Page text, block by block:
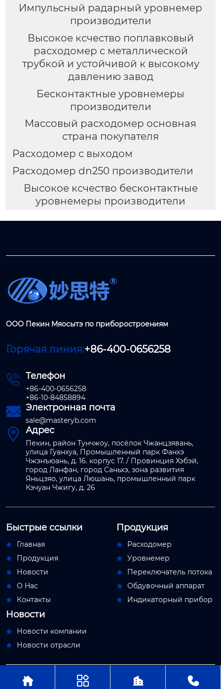
Импульсный радарный уровнемер
производители
Высокое ксчество поплавковый
расходомер с металлической
трубкой и устойчивой к высокому
давлению завод
Бесконтактные уровнемеры
производители
Массовый расходомер основная
страна покупателя
Расходомер с выходом
Расходомер dn250 производители
Высокое ксчество бесконтактные
уровнемеры производители
ООО Пекин Мяосытэ по приборостроениям
Горячая линия:+86-400-0656258
 Телефон
+86-400-0656258
+86-10-84858894
 Электронная почта
sale@masteryb.com
 Адрес
Пекин, район Тунчжоу, посёлок Чжанцзявань,
улица Гуанхуа, Промышленный парк Фанхэ
Чжэнъюань, д. 16. корпус 17. / Провинция Хэбэй,
город Ланфан, город Саньхэ, зона развития
Яньцзяо, улица Люшань, промышленный парк
Кэчуан Чжигу, д. 26
Быстрые ссылки
 Главная
 Продукция
 Новости
 О Hас
 Контакты
Продукция
 Расходомер
 Уровнемер
 Переключатель потока
 Обдувочный аппарат
 Индикаторный прибор
Новости
 Новости компании
 Новости отрасли
Авторское право© ООО Пекин Мяосытэ по
   